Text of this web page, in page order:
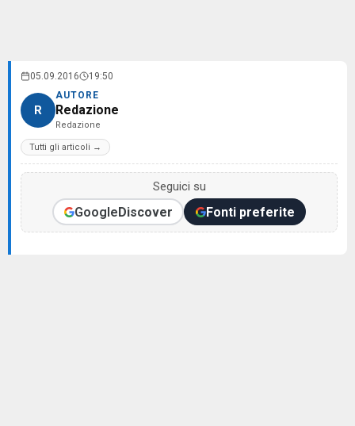
05.09.2016 19:50
R
AUTORE
Redazione
Redazione
Tutti gli articoli →
Seguici su
GoogleDiscover Fonti preferite